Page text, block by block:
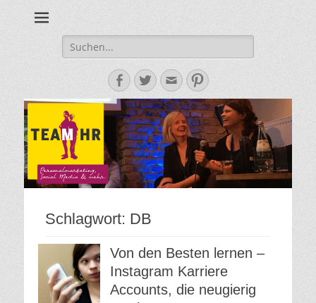
Blog
Suche
nach:
Facebook
Twitter
E-
Mail-
Adresse
Pinterest
Schlagwort: DB
Von den Besten lernen –
Instagram Karriere
Accounts, die neugierig